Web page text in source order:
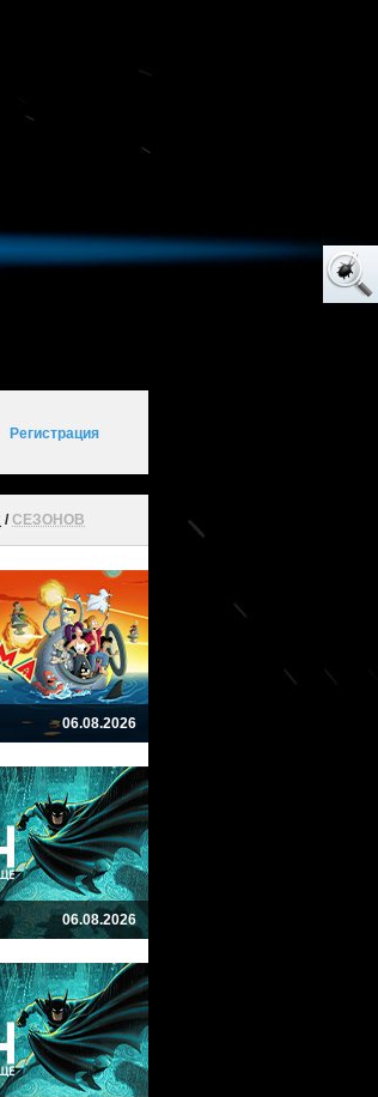
Регистрация
/СЕЗОНОВ
06.08.2026
06.08.2026